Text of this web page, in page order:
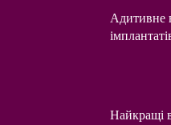
Адитивне
Найкращі